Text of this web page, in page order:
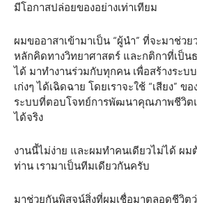
มีโอกาสปล่อยของอย่างเท่าเทียม
ผมขออาสาเข้ามาเป็น “ผู้นำ” ที่จะมาช่วย
หลักคิดทางวิทยาศาสตร์ และกติกาที่เป็น
ได้ มาทำงานร่วมกับทุกคน เพื่อสร้างระบ
เก่งๆ ได้เฉิดฉาย โดยเราจะใช้ “เสียง”
ระบบที่ตอบโจทย์การพัฒนาคุณภาพชีวิต
ได้จริง
งานนี้ไม่ง่าย และผมทำคนเดียวไม่ได้ ผม
ท่าน เรามาเป็นทีมเดียวกันครับ
มาช่วยกันพิสูจน์สิ่งที่ผมเชื่อมาตลอดชีวิต